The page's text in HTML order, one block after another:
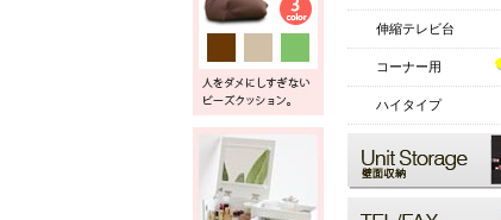
伸縮テレビ台
コーナー用
ハイタイプ